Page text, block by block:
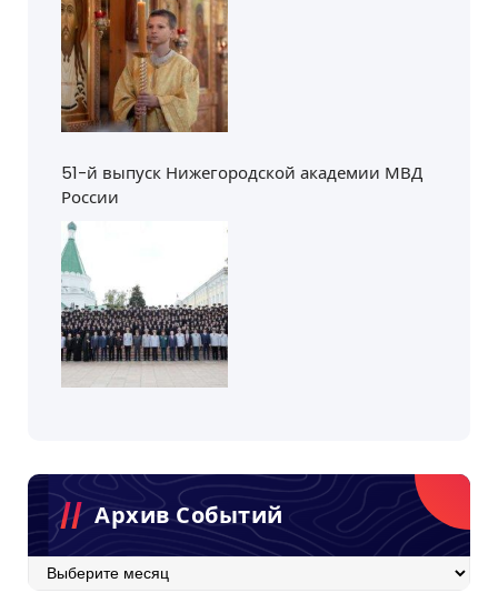
51-й выпуск Нижегородской академии МВД
России
Архив Событий
Архив